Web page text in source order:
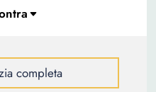
completa